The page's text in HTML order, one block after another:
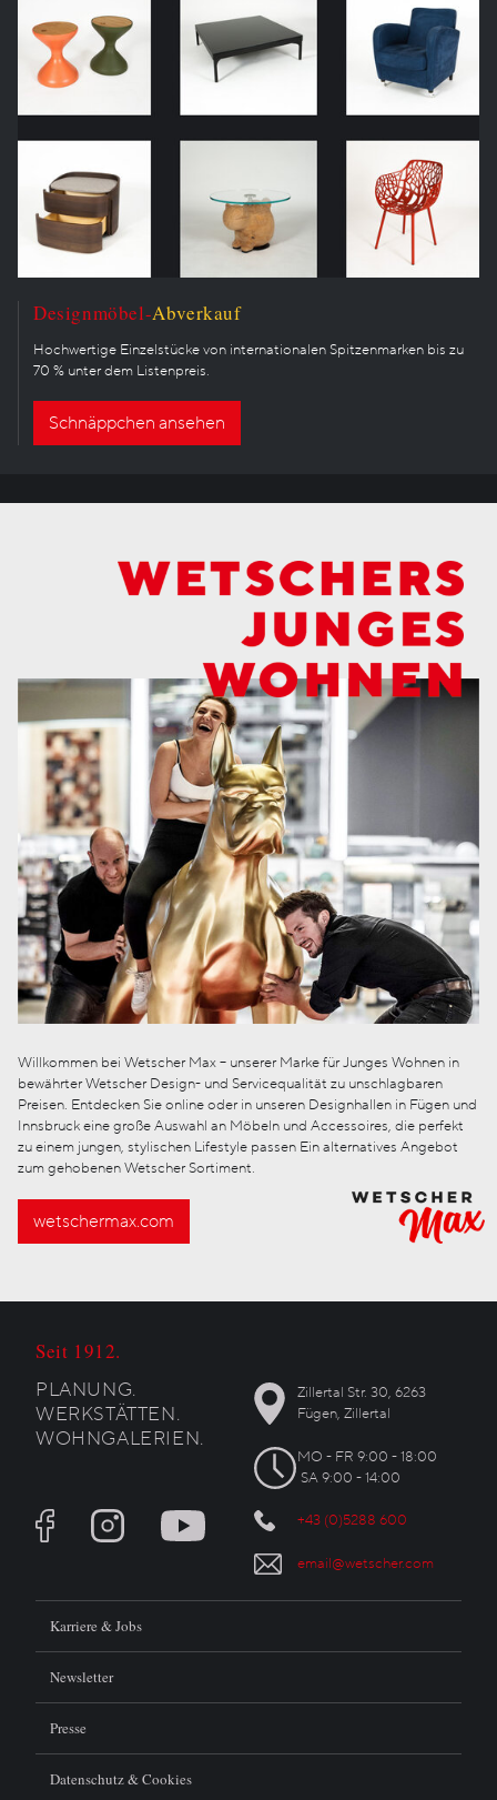
Designmöbel-Abverkauf
Hochwertige Einzelstücke von internationalen Spitzenmarken bis zu
70 % unter dem Listenpreis.
Schnäppchen ansehen
Willkommen bei Wetscher Max – unserer Marke für Junges Wohnen in
bewährter Wetscher Design- und Servicequalität zu unschlagbaren
Preisen. Entdecken Sie online oder in unseren Designhallen in Fügen und
Innsbruck eine große Auswahl an Möbeln und Accessoires, die perfekt
zu einem jungen, stylischen Lifestyle passen Ein alternatives Angebot
zum gehobenen Wetscher Sortiment.
wetschermax.com
Seit 1912.
PLANUNG.
WERKSTÄTTEN.
WOHNGALERIEN.
Zillertal Str. 30, 6263
Fügen, Zillertal
MO - FR 9:00 - 18:00
SA 9:00 - 14:00
+43 (0)5288 600
email@wetscher.com
Karriere & Jobs
Newsletter
Presse
Datenschutz & Cookies